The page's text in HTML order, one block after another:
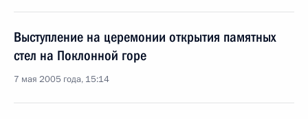
Выступление на церемонии открытия памятных
стел на Поклонной горе
7 мая 2005 года, 15:14